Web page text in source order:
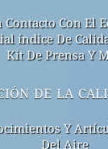
Contacto Con El
índice De
Kit De Prensa Y
de la
Y
Del Aire